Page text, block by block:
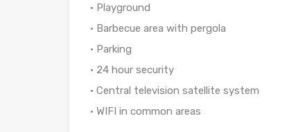
• Playground
• Barbecue area with pergola
• Parking
• 24 hour security
• Central television satellite system
• WIFI in common areas